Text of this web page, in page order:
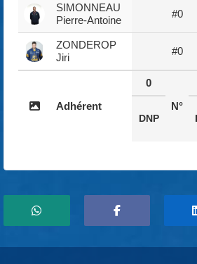
SIMONNEAU
Pierre-Antoine
#0
ZONDEROP
Jiri
#0
Adhérent
0
N°
DNP